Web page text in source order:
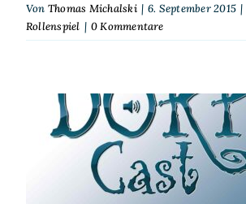
Von Thomas Michalski | 6. September 2015 |
Rollenspiel | 0 Kommentare
DORPCast 12: Die
Editionskriege